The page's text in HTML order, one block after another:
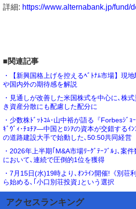
詳細: https://www.alternabank.jp/fund/
■関連記事
・【新興国格上げを控えるﾍﾞﾄﾅﾑ市場】現
や国内外の期待感を解説
・見通しが改善した米国株式を中心に､株
き資産分散にも配慮した配分に
・少数株ﾄﾞｯﾄｺﾑ･山中裕が語る『Forbesｼﾞｮ
ｷﾞｳﾞｨ･ﾁｮﾁｱ―中国とﾛｼｱの資本が交錯するｲ
の道路建設大手で始動した､50:50共同経営
・2026年上半期｢M&A市場ﾘｰｸﾞﾃｰﾌﾞﾙ｣､案
において､連続で圧倒的1位を獲得
・7月15日(水)19時より､ｵﾝﾗｲﾝ開催!《別荘
ら始める､｢小口別荘投資｣という選択
アクセスランキング